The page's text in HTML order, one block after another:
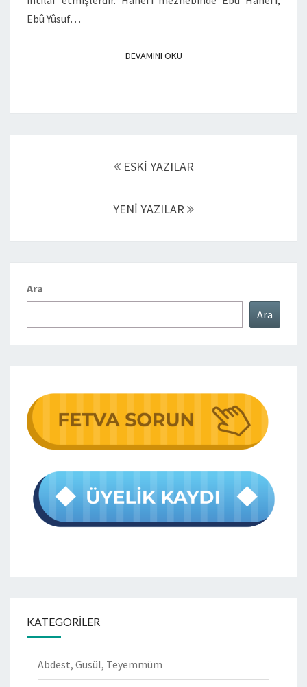
Ebû Yûsuf…
DEVAMINI OKU
ESKİ YAZILAR
YENİ YAZILAR
Ara
Ara
KATEGORILER
Abdest, Gusül, Teyemmüm